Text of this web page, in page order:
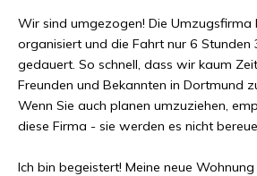
Wir sind umgezogen! Die Umzugsfirma
organisiert und die Fahrt nur 6 Stunden
gedauert. So schnell, dass wir kaum
Freunden und Bekannten in Dortmund
Wenn Sie auch planen umzuziehen,
diese Firma - sie werden es nicht
Ich bin begeistert! Meine neue